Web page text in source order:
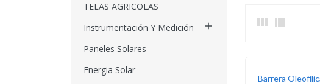
TELAS AGRICOLAS
Instrumentación Y Medición

Paneles Solares
Energia Solar
 
Barrera